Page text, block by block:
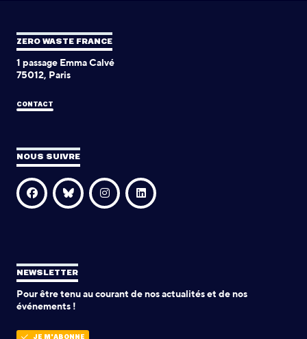
ZERO WASTE FRANCE
1 passage Emma Calvé
75012, Paris
CONTACT
NOUS SUIVRE
NEWSLETTER
Pour être tenu au courant de nos actualités et de nos
événements !